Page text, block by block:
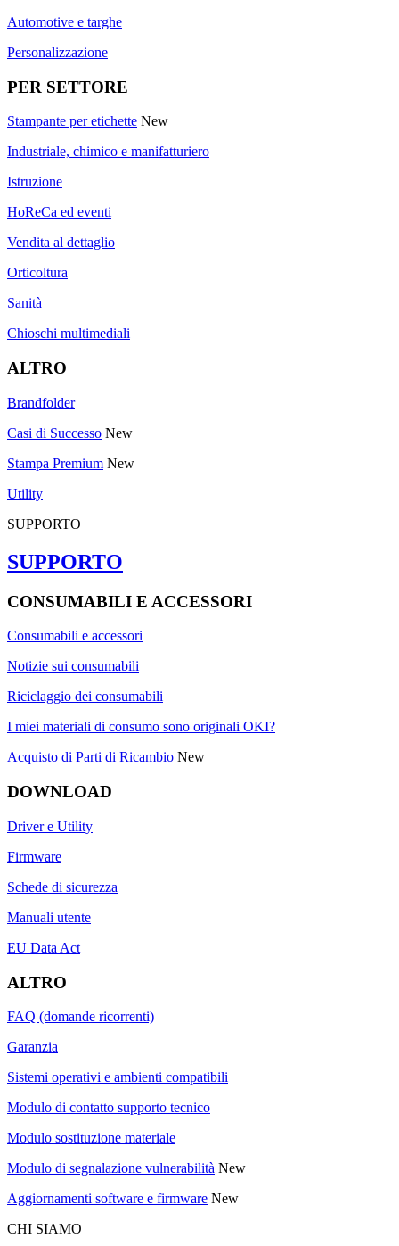
Automotive e targhe
Personalizzazione
PER SETTORE
Stampante per etichette New
Industriale, chimico e manifatturiero
Istruzione
HoReCa ed eventi
Vendita al dettaglio
Orticoltura
Sanità
Chioschi multimediali
ALTRO
Brandfolder
Casi di Successo New
Stampa Premium New
Utility
SUPPORTO
SUPPORTO
CONSUMABILI E ACCESSORI
Consumabili e accessori
Notizie sui consumabili
Riciclaggio dei consumabili
I miei materiali di consumo sono originali OKI?
Acquisto di Parti di Ricambio New
DOWNLOAD
Driver e Utility
Firmware
Schede di sicurezza
Manuali utente
EU Data Act
ALTRO
FAQ (domande ricorrenti)
Garanzia
Sistemi operativi e ambienti compatibili
Modulo di contatto supporto tecnico
Modulo sostituzione materiale
Modulo di segnalazione vulnerabilità New
Aggiornamenti software e firmware New
CHI SIAMO